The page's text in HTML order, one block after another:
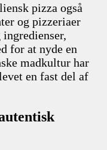
pizza også
og pizzeriaer
for at nyde en
madkultur har
en fast del af